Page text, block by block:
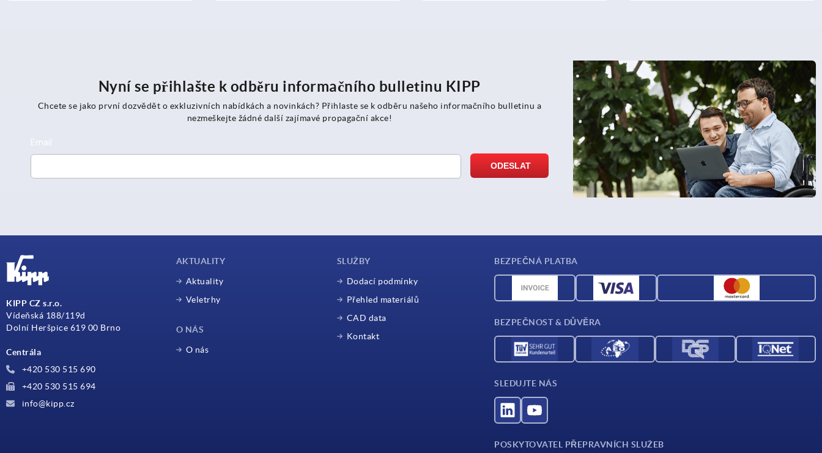
Nyní se přihlašte k odběru informačního bulletinu KIPP
Chcete se jako první dozvědět o exkluzivních nabídkách a novinkách? Přihlaste se k odběru našeho informačního bulletinu a
nezmeškejte žádné další zajímavé propagační akce!
KIPP CZ s.r.o.
Vídeňská 188/119d
Dolní Heršpice 619 00 Brno
Centrála
+420 530 515 690
+420 530 515 694
info@kipp.cz
AKTUALITY
Aktuality
Veletrhy
O NÁS
O nás
SLUŽBY
Dodací podmínky
Přehled materiálů
CAD data
Kontakt
BEZPEČNÁ PLATBA
BEZPEČNOST & DŮVĚRA
SLEDUJTE NÁS
POSKYTOVATEL PŘEPRAVNÍCH SLUŽEB